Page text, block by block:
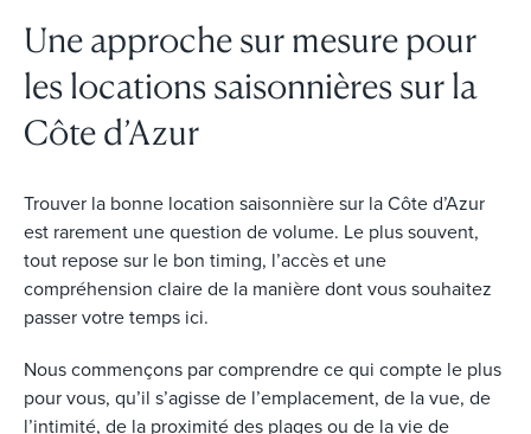
Une approche sur mesure pour
les locations saisonnières sur la
Côte d’Azur
Trouver la bonne location saisonnière sur la Côte d’Azur
est rarement une question de volume. Le plus souvent,
tout repose sur le bon timing, l’accès et une
compréhension claire de la manière dont vous souhaitez
passer votre temps ici.
Nous commençons par comprendre ce qui compte le plus
pour vous, qu’il s’agisse de l’emplacement, de la vue, de
l’intimité, de la proximité des plages ou de la vie de